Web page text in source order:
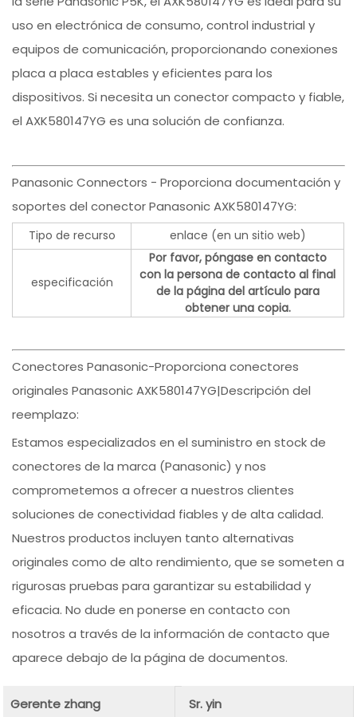
uso en electrónica de consumo, control industrial y
equipos de comunicación, proporcionando conexiones
placa a placa estables y eficientes para los
dispositivos. Si necesita un conector compacto y fiable,
el AXK580147YG es una solución de confianza.
Panasonic Connectors - Proporciona documentación y
soportes del conector Panasonic AXK580147YG:
Tipo de recurso enlace (en un sitio web)
especificación
Por favor, póngase en contacto
con la persona de contacto al final
de la página del artículo para
obtener una copia.
Conectores Panasonic-Proporciona conectores
originales Panasonic AXK580147YG|Descripción del
reemplazo:
Estamos especializados en el suministro en stock de
conectores de la marca (Panasonic) y nos
comprometemos a ofrecer a nuestros clientes
soluciones de conectividad fiables y de alta calidad.
Nuestros productos incluyen tanto alternativas
originales como de alto rendimiento, que se someten a
rigurosas pruebas para garantizar su estabilidad y
eficacia. No dude en ponerse en contacto con
nosotros a través de la información de contacto que
aparece debajo de la página de documentos.
Gerente zhang
Sr. yin